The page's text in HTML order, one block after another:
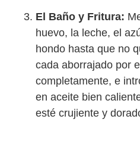
El Baño y Fritura:
huevo, la leche, el
hondo hasta que no
cada aborrajado por
completamente, e
en aceite bien
esté crujiente y